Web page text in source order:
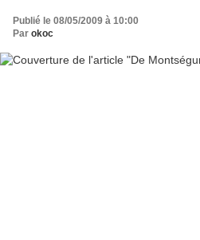
Publié le 08/05/2009 à 10:00
Par okoc